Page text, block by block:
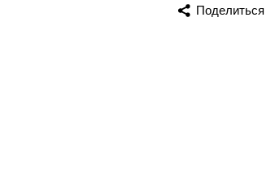
Поделиться